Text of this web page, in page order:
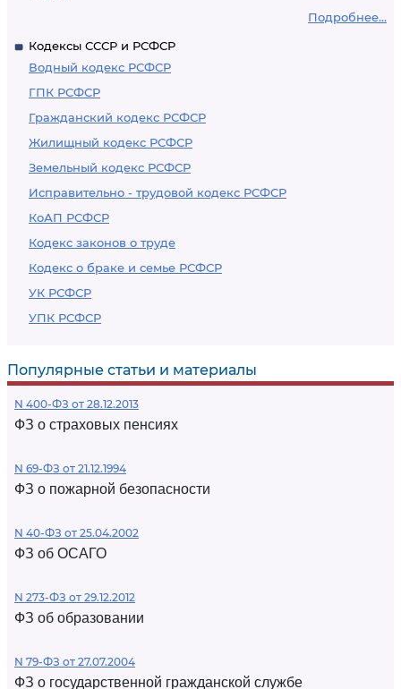
Подробнее...
Кодексы СССР и РСФСР
Водный кодекс РСФСР
ГПК РСФСР
Гражданский кодекс РСФСР
Жилищный кодекс РСФСР
Земельный кодекс РСФСР
Исправительно - трудовой кодекс РСФСР
КоАП РСФСР
Кодекс законов о труде
Кодекс о браке и семье РСФСР
УК РСФСР
УПК РСФСР
Популярные статьи и материалы
N 400-ФЗ от 28.12.2013
ФЗ о страховых пенсиях
N 69-ФЗ от 21.12.1994
ФЗ о пожарной безопасности
N 40-ФЗ от 25.04.2002
ФЗ об ОСАГО
N 273-ФЗ от 29.12.2012
ФЗ об образовании
N 79-ФЗ от 27.07.2004
ФЗ о государственной гражданской службе